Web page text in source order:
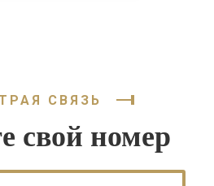
СВЯЗЬ
свой номер